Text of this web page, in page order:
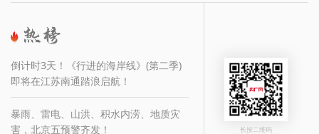
倒计时3天！《行进的海岸线》(第二季)
即将在江苏南通踏浪启航！
暴雨、雷电、山洪、积水内涝、地质灾
害，北京五预警齐发！
长按二维码